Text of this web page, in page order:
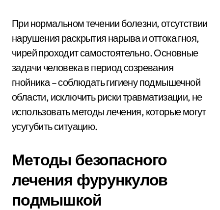
При нормальном течении болезни, отсутствии
нарушения раскрытия нарыва и оттока гноя,
чирей проходит самостоятельно. Основные
задачи человека в период созревания
гнойника – соблюдать гигиену подмышечной
области, исключить риски травматизации, не
использовать методы лечения, которые могут
усугубить ситуацию.
Методы безопасного
лечения фурункулов
подмышкой